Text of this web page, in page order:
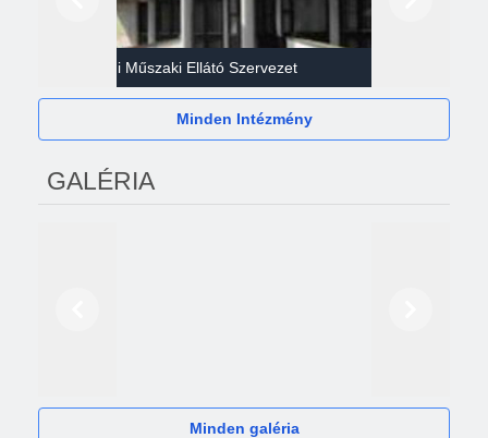
Gazdasági Műszaki Ellátó Szervezet
Minden Intézmény
GALÉRIA
Minden galéria